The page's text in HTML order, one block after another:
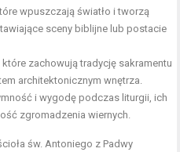
wpuszczają światło i tworzą
sceny biblijne lub postacie
zachowują tradycję sakramentu
architektonicznym wnętrza.
i wygodę podczas liturgii, ich
zgromadzenia wiernych.
św. Antoniego z Padwy